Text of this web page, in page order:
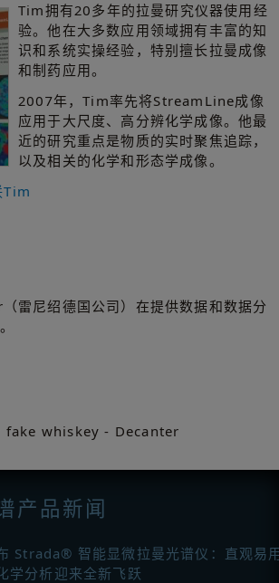
Tim拥有20多年的拉曼研究仪器使用经
验。他在大多数应用领域拥有丰富的知
识和系统实操经验，特别擅长拉曼成像
和制药应用。
2007年，Tim率先将StreamLine成像
应用于大尺度、高分辨化学成像。他最
近的研究重点是物质的实时聚焦追踪，
以及相关的化学和形态学成像。
雷尼绍德国公司）在提供数据和数据分
whiskey - Decanter
产品新闻
Strada® 智能显微拉曼光谱仪：直观易
学分析迎来全新飞跃